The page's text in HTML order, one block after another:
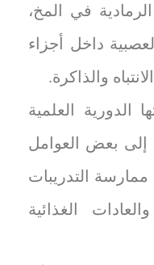
في المخ،
داخل أجزاء
والذاكرة.
الدورية العلمية
إلى بعض العوامل
التدريبات
الغذائية